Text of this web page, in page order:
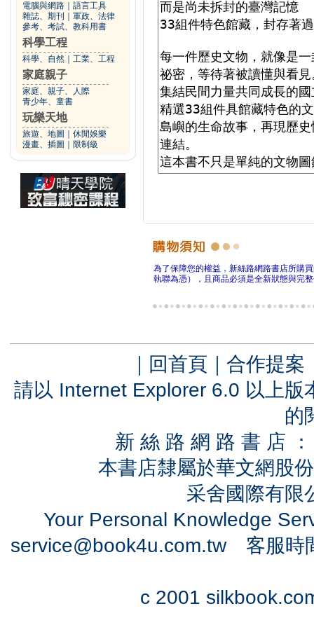
電腦與網路
語言工具
雜誌、期刊
軍政、法律
參考、考試、教科用書
科學工程
科學、自然 工業、工程
家庭親子
家庭、親子、人際
青少年、童書
玩樂天地
旅遊、地圖
休閒娛樂
漫畫、插圖
限制級
為了保障您的權益，新絲路網路書店所購
執聯為憑），且商品必須是全新狀態與完
｜ 回首頁 ｜ 合作提案
請以 Internet Explorer 6.0 以上
的
新 絲 路 網 路 書 店
本書店隸屬於華文網股
采舍國際有
Your Personal Knowledge
service@book4u.com.tw客服時
c 2001